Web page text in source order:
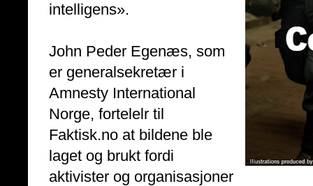
intelligens».
John Peder Egenæs, som
er generalsekretær i
Amnesty International
Norge, fortelelr til
Faktisk.no at bildene ble
laget og brukt fordi
aktivister og organisasjoner